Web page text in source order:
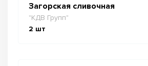
Загорская сливочная
"КДВ Групп"
2 шт